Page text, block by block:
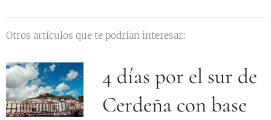
Otros artículos que te podrían interesar:
4 días por el sur de
Cerdeña con base